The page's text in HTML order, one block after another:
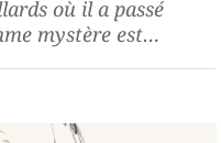
où il a passé
mystère est…